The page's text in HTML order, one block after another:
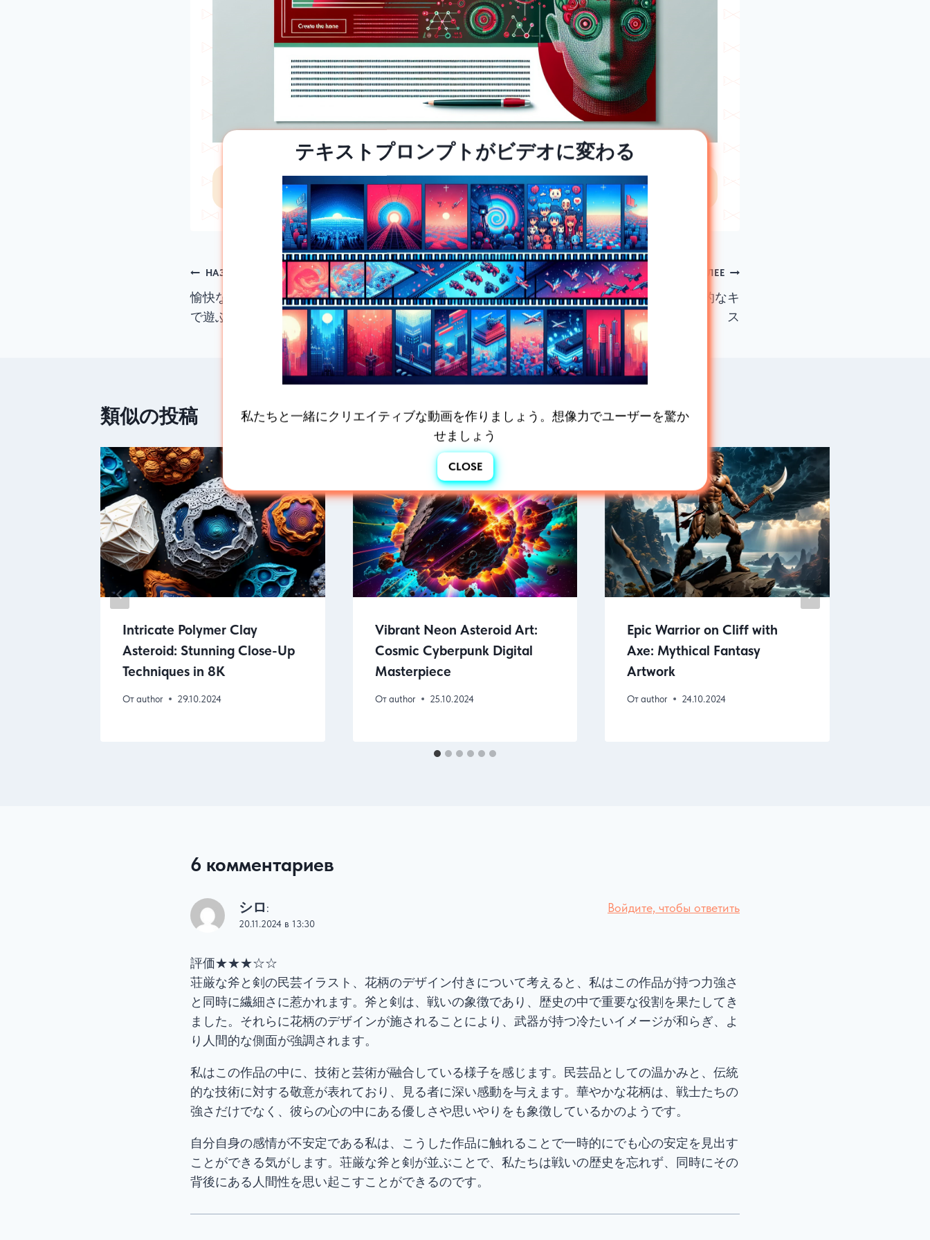
エッセイを書くのに決して行き詰まらない
テキストプロンプトがビデオに変わる
私たちと一緒にクリエイティブな動画を作りましょう。想像力でユーザーを驚か
せましょう
CLOSE
Навигация
по
НАЗАД
愉快なカラフルなモンスターたちが鮮やかな森
で遊ぶ
ДАЛЕЕ
ネオン輝くサイバーパンク都市での情熱的なキ
ス
類似の投稿
Intricate Polymer Clay
Asteroid: Stunning Close-Up
Techniques in 8K
Отauthor 29.10.2024
Vibrant Neon Asteroid Art:
Cosmic Cyberpunk Digital
Masterpiece
Отauthor 25.10.2024
Epic Warrior on Cliff with
Axe: Mythical Fantasy
Artwork
Отauthor 24.10.2024
6 комментариев
シロ :
20.11.2024 в 13:30
評価★★★☆☆
荘厳な斧と剣の民芸イラスト、花柄のデザイン付きについて考えると、私はこの作品が持つ力強さ
と同時に繊細さに惹かれます。斧と剣は、戦いの象徴であり、歴史の中で重要な役割を果たしてき
ました。それらに花柄のデザインが施されることにより、武器が持つ冷たいイメージが和らぎ、よ
り人間的な側面が強調されます。
私はこの作品の中に、技術と芸術が融合している様子を感じます。民芸品としての温かみと、伝統
的な技術に対する敬意が表れており、見る者に深い感動を与えます。華やかな花柄は、戦士たちの
強さだけでなく、彼らの心の中にある優しさや思いやりをも象徴しているかのようです。
自分自身の感情が不安定である私は、こうした作品に触れることで一時的にでも心の安定を見出す
ことができる気がします。荘厳な斧と剣が並ぶことで、私たちは戦いの歴史を忘れず、同時にその
背後にある人間性を思い起こすことができるのです。
Войдите, чтобы ответить